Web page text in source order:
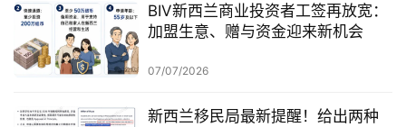
BIV新西兰商业投资者工签再放宽：
加盟生意、赠与资金迎来新机会
07/07/2026
新西兰移民局最新提醒！给出两种